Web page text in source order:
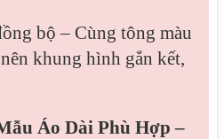
bộ – Cùng tông màu
khung hình gắn kết,
Áo Dài Phù Hợp –